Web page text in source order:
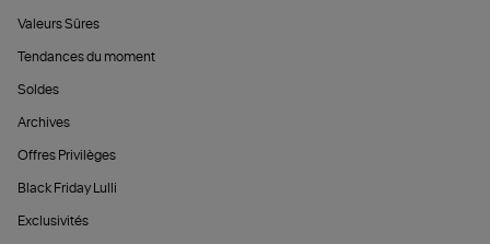
Valeurs Sûres
Tendances du moment
Soldes
Archives
Offres Privilèges
Black Friday Lulli
Exclusivités